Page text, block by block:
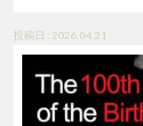
投稿日 : 2026.04.21